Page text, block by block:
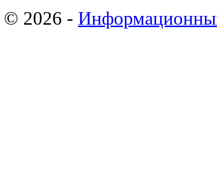
© 2026 -